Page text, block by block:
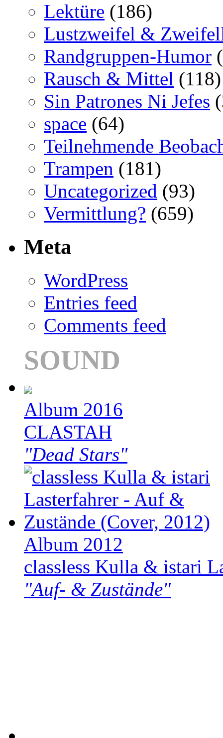
Lektüre (186)
Lustzweifel &
Randgruppen-Humor
Rausch & Mittel (118)
Sin Patrones Ni Jefes
space (64)
Teilnehmende
Trampen (181)
Uncategorized (93)
Vermittlung? (659)
Meta
WordPress
Entries feed
Comments feed
SOUND
Album 2016
CLASTAH
"Dead Stars"
Album 2012
classless Kulla & istari
"Auf- & Zustände"